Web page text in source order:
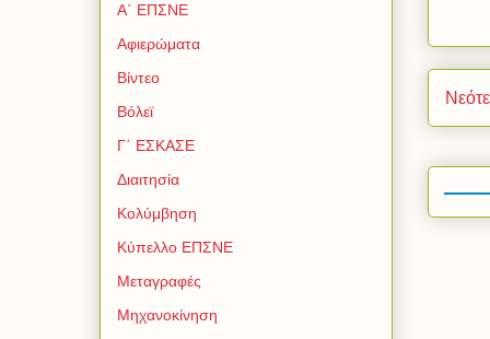
Α΄ ΕΠΣΝΕ
Αφιερώματα
Βίντεο
Βόλεϊ
Γ΄ ΕΣΚΑΣΕ
Διαιτησία
Κολύμβηση
Κύπελλο ΕΠΣΝΕ
Μεταγραφές
Μηχανοκίνηση